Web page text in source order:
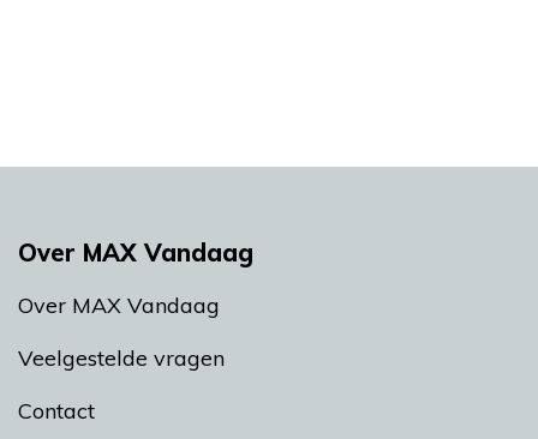
Over MAX Vandaag
Over MAX Vandaag
Veelgestelde vragen
Contact